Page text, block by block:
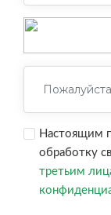
Настоящим
обработку
третьим